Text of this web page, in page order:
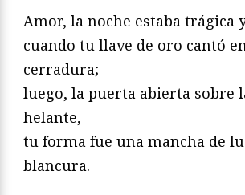
Amor, la noche estaba trágica
cuando tu llave de oro cantó
cerradura;
luego, la puerta abierta sobre
helante,
tu forma fue una mancha de
blancura.